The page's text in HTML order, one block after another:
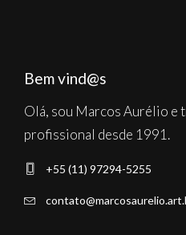
Bem vind@s
Olá, sou Marcos Aurélio e
profissional desde 1991.
+55 (11) 97294-5255